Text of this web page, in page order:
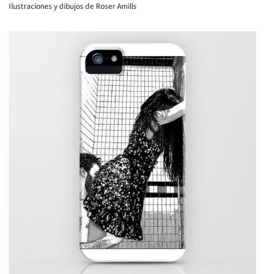
Ilustraciones y dibujos de Roser Amills